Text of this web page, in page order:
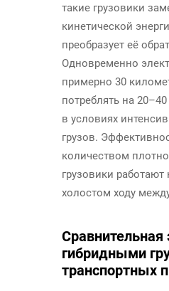
такие грузовики
кинетической
преобразует её
Одновременно
примерно 30
потреблять на
в условиях
грузов.
количеством
грузовики
холостом ходу
гибридными
транспортных